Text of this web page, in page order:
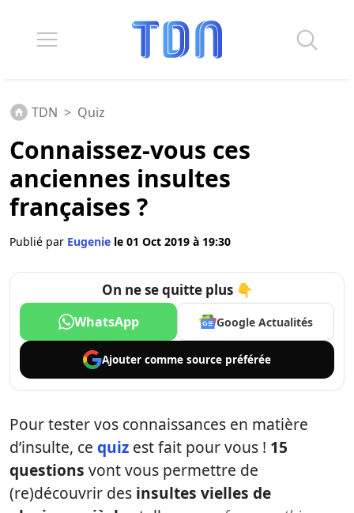
TDN > Quiz
Connaissez-vous ces
anciennes insultes
françaises ?
Publié par Eugenie le 01 Oct 2019 à 19:30
On ne se quitte plus 👇
WhatsApp Google Actualités
Ajouter comme source préférée
Pour tester vos connaissances en matière
d’insulte, ce quiz est fait pour vous ! 15
questions vont vous permettre de
(re)découvrir des insultes vielles de